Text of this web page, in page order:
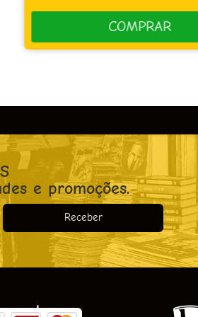
COMPRAR
e promoções.
Receber